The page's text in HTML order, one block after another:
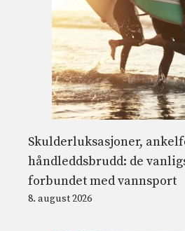
Skulderluksasjoner,
håndleddsbrudd: de
forbundet med vannsport
8. august 2026